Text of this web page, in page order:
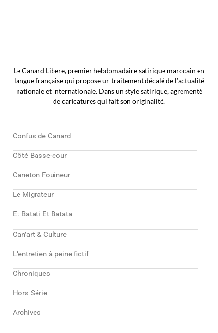
Le Canard Libere, premier hebdomadaire satirique marocain en
langue française qui propose un traitement décalé de l’actualité
nationale et internationale. Dans un style satirique, agrémenté
de caricatures qui fait son originalité.
Confus de Canard
Côté Basse-cour
Caneton Fouineur
Le Migrateur
Et Batati Et Batata
Can’art & Culture
L’entretien à peine fictif
Chroniques
Hors Série
Archives